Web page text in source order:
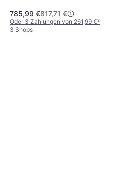
785,99 €817,71 €
Oder 3 Zahlungen von 261,99 €²
3 Shops